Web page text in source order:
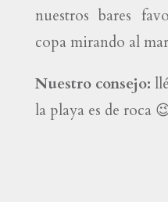
nuestros bares
copa mirando al
Nuestro consejo:
la playa es de roca